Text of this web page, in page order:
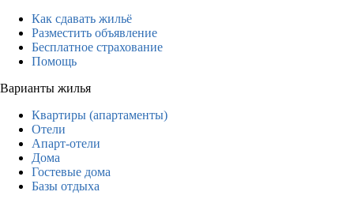
Как сдавать жильё
Разместить объявление
Бесплатное страхование
Помощь
Варианты жилья
Квартиры (апартаменты)
Отели
Апарт-отели
Дома
Гостевые дома
Базы отдыха